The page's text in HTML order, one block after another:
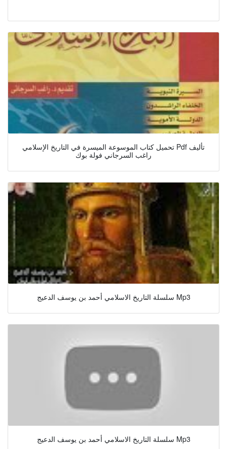
تحميل كتاب الموسوعة الميسرة في التاريخ الإسلامي Pdf تأليف
راغب السرجاني فولة بوك
سلسلة التاريخ الاسلامي أحمد بن يوسف الدعيج Mp3
سلسلة التاريخ الاسلامي أحمد بن يوسف الدعيج Mp3